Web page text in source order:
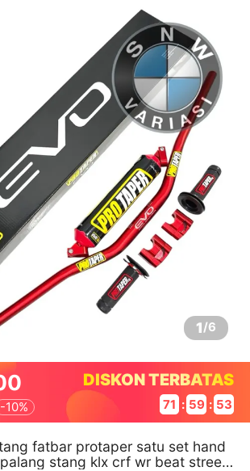
1/6
-10%
DISKON TERBATAS
71 : 59 : 53
fatbar protaper satu set hand
stang klx crf wr beat street